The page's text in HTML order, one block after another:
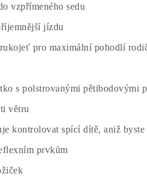
vzpřímeného sedu
jízdu
pro maximální pohodlí
s polstrovanými pětibodovými
větru
kontrolovat spící dítě, aniž
prvkům